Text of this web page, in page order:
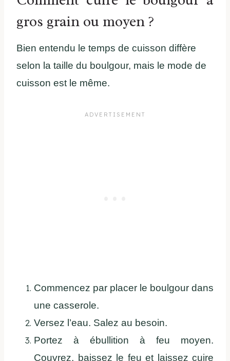
gros grain ou moyen ?
Bien entendu le temps de cuisson diffère
selon la taille du boulgour, mais le mode de
cuisson est le même.
Commencez par placer le boulgour dans
une casserole.
Versez l’eau. Salez au besoin.
Portez à ébullition à feu moyen.
Couvrez, baissez le feu et laissez cuire